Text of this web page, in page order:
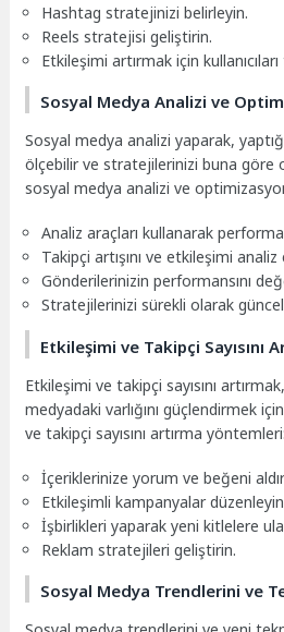
Hashtag stratejinizi belirleyin.
Reels stratejisi geliştirin.
Etkileşimi artırmak için
Sosyal Medya Analizi ve
Sosyal medya analizi yaparak,
ölçebilir ve stratejilerinizi buna göre
sosyal medya analizi ve
Analiz araçları kullanarak
Takipçi artışını ve etkileşimi analiz
Gönderilerinizin performansını
Stratejilerinizi sürekli olarak
Etkileşimi ve Takipçi Sayısını
Etkileşimi ve takipçi sayısını
medyadaki varlığını güçlendirmek
ve takipçi sayısını artırma yöntemleri:
İçeriklerinize yorum ve beğeni
Etkileşimli kampanyalar
İşbirlikleri yaparak yeni kitlelere
Reklam stratejileri geliştirin.
Sosyal Medya Trendlerini ve